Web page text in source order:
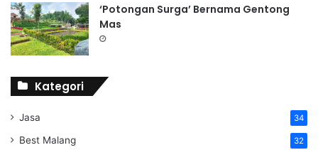
‘Potongan Surga’ Bernama Gentong
Mas
Kategori
Jasa 34
Best Malang 32